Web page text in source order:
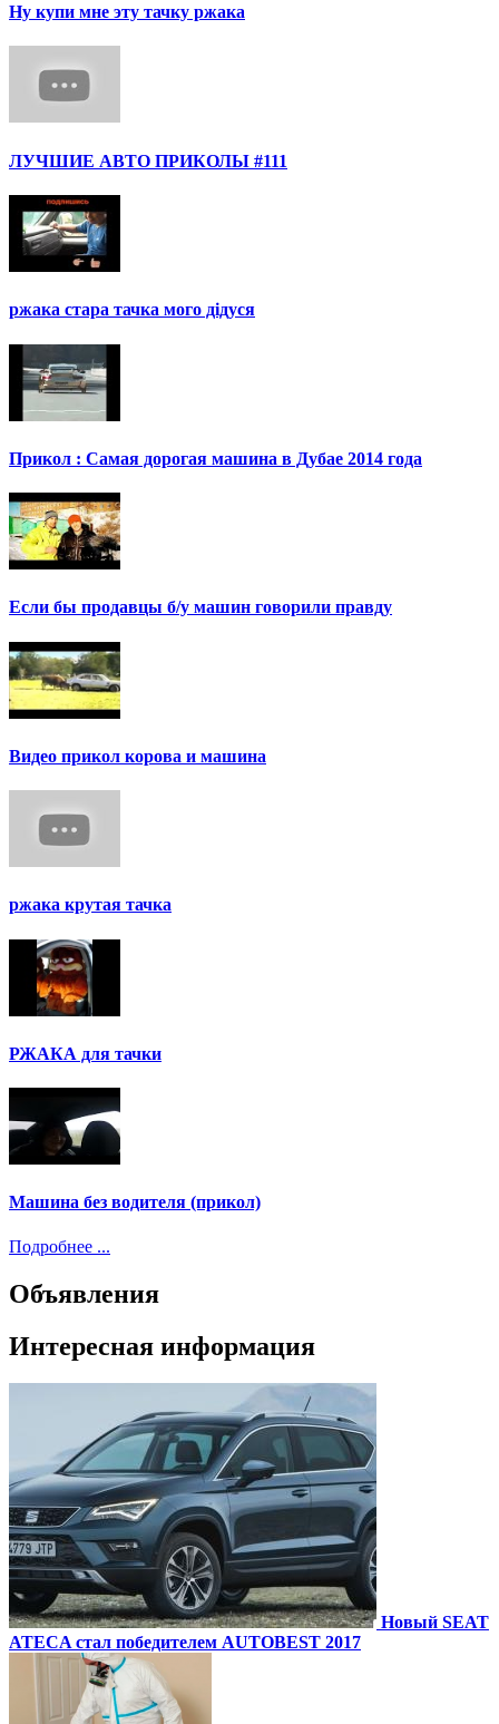
Ну купи мне эту тачку ржака
ЛУЧШИЕ АВТО ПРИКОЛЫ #111
ржака стара тачка мого дідуся
Прикол : Самая дорогая машина в Дубае 2014 года
Если бы продавцы б/у машин говорили правду
Видео прикол корова и машина
ржака крутая тачка
РЖАКА для тачки
Машина без водителя (прикол)
Подробнее ...
Объявления
Интересная информация
Новый SEAT
ATECA стал победителем AUTOBEST 2017